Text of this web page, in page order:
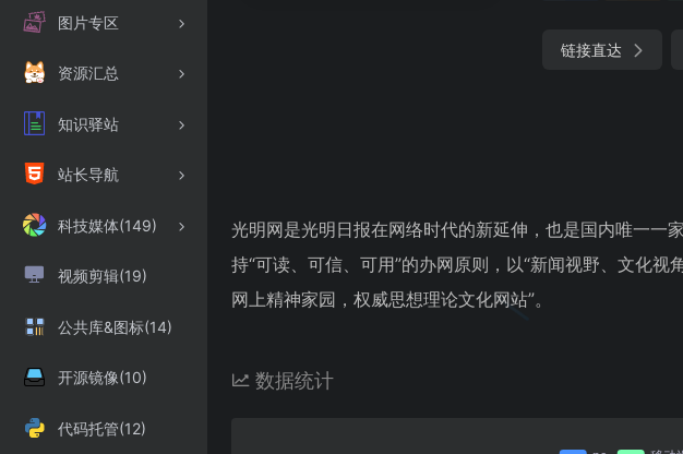
图片专区
资源汇总
知识驿站
站长导航
科技媒体(149)
视频剪辑(19)
公共库&图标(14)
开源镜像(10)
代码托管(12)
链接直达
光明网是光明日报在网络时代的新延伸，也是国内唯一一
持“可读、可信、可用”的办网原则，以“新闻视野、文化
网上精神家园，权威思想理论文化网站”。
数据统计